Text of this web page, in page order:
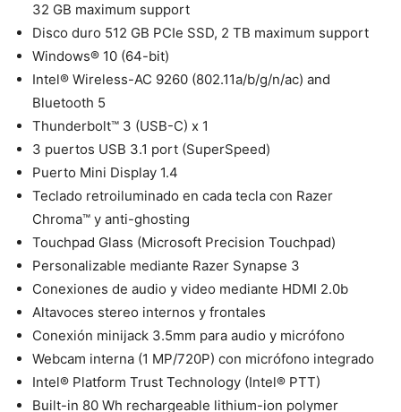
32 GB maximum support
Disco duro 512 GB PCIe SSD, 2 TB maximum support
Windows® 10 (64-bit)
Intel® Wireless-AC 9260 (802.11a/b/g/n/ac) and
Bluetooth 5
Thunderbolt™ 3 (USB-C) x 1
3 puertos USB 3.1 port (SuperSpeed)
Puerto Mini Display 1.4
Teclado retroiluminado en cada tecla con Razer
Chroma™ y anti-ghosting
Touchpad Glass (Microsoft Precision Touchpad)
Personalizable mediante Razer Synapse 3
Conexiones de audio y video mediante HDMI 2.0b
Altavoces stereo internos y frontales
Conexión minijack 3.5mm para audio y micrófono
Webcam interna (1 MP/720P) con micrófono integrado
Intel® Platform Trust Technology (Intel® PTT)
Built-in 80 Wh rechargeable lithium-ion polymer